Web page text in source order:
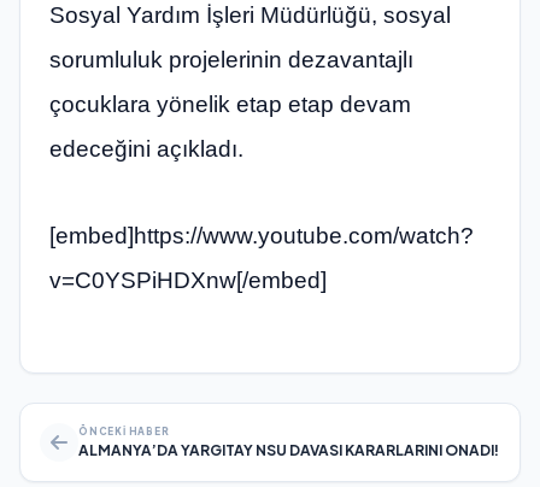
Sosyal Yardım İşleri Müdürlüğü, sosyal
sorumluluk projelerinin dezavantajlı
çocuklara yönelik etap etap devam
edeceğini açıkladı.
[embed]https://www.youtube.com/watch?
v=C0YSPiHDXnw[/embed]
ÖNCEKI HABER
ALMANYA’DA YARGITAY NSU DAVASI KARARLARINI ONADI!